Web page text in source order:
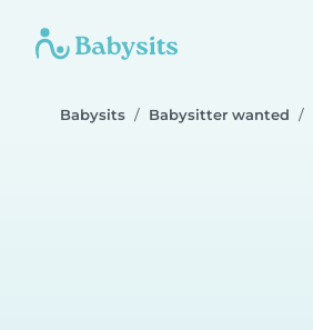
Babysits Babysitter wanted